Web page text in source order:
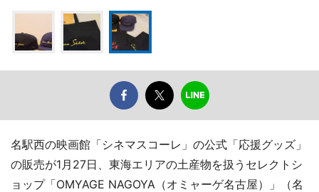
名駅西の映画館「シネマスコーレ」の公式「応援グッズ」
の販売が1月27日、東海エリアの土産物を扱うセレクトシ
ョップ「OMYAGE NAGOYA（オミャーゲ名古屋）」（名